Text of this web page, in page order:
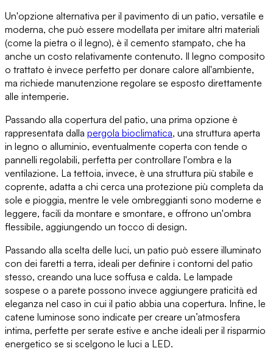
Un'opzione alternativa per il pavimento di un patio, versatile e
moderna, che può essere modellata per imitare altri materiali
(come la pietra o il legno), è il cemento stampato, che ha
anche un costo relativamente contenuto. Il legno composito
o trattato è invece perfetto per donare calore all'ambiente,
ma richiede manutenzione regolare se esposto direttamente
alle intemperie.
Passando alla copertura del patio, una prima opzione è
rappresentata dalla pergola bioclimatica, una struttura aperta
in legno o alluminio, eventualmente coperta con tende o
pannelli regolabili, perfetta per controllare l'ombra e la
ventilazione. La tettoia, invece, è una struttura più stabile e
coprente, adatta a chi cerca una protezione più completa da
sole e pioggia, mentre le vele ombreggianti sono moderne e
leggere, facili da montare e smontare, e offrono un'ombra
flessibile, aggiungendo un tocco di design.
Passando alla scelta delle luci, un patio può essere illuminato
con dei faretti a terra, ideali per definire i contorni del patio
stesso, creando una luce soffusa e calda. Le lampade
sospese o a parete possono invece aggiungere praticità ed
eleganza nel caso in cui il patio abbia una copertura. Infine, le
catene luminose sono indicate per creare un’atmosfera
intima, perfette per serate estive e anche ideali per il risparmio
energetico se si scelgono le luci a LED.